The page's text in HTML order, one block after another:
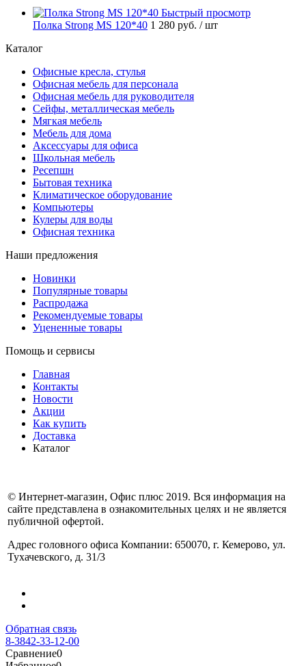
Быстрый просмотр
Полка Strong МS 120*40 1 280 руб. / шт
Каталог
Офисные кресла, стулья
Офисная мебель для персонала
Офисная мебель для руководителя
Сейфы, металлическая мебель
Мягкая мебель
Мебель для дома
Аксессуары для офиса
Школьная мебель
Ресепшн
Бытовая техника
Климатическое оборудование
Компьютеры
Кулеры для воды
Офисная техника
Наши предложения
Новинки
Популярные товары
Распродажа
Рекомендуемые товары
Уцененные товары
Помощь и сервисы
Главная
Контакты
Новости
Акции
Как купить
Доставка
Каталог
© Интернет-магазин, Офис плюс 2019. Вся информация на
сайте представлена в ознакомительных целях и не является
публичной офертой.
Адрес головного офиса Компании: 650070, г. Кемерово, ул.
Тухачевского, д. 31/3
Обратная связь
8-3842-33-12-00
Сравнение0